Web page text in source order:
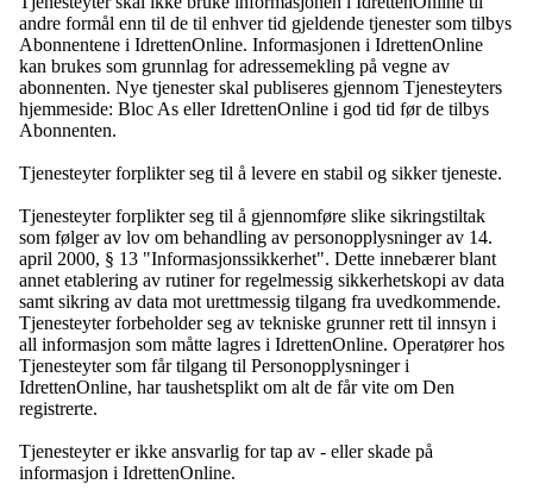
andre formål enn til de til enhver tid gjeldende tjenester som tilbys
Abonnentene i IdrettenOnline. Informasjonen i IdrettenOnline
kan brukes som grunnlag for adressemekling på vegne av
abonnenten. Nye tjenester skal publiseres gjennom Tjenesteyters
hjemmeside: Bloc As eller IdrettenOnline i god tid før de tilbys
Abonnenten.
Tjenesteyter forplikter seg til å levere en stabil og sikker tjeneste.
Tjenesteyter forplikter seg til å gjennomføre slike sikringstiltak
som følger av lov om behandling av personopplysninger av 14.
april 2000, § 13 "Informasjonssikkerhet". Dette innebærer blant
annet etablering av rutiner for regelmessig sikkerhetskopi av data
samt sikring av data mot urettmessig tilgang fra uvedkommende.
Tjenesteyter forbeholder seg av tekniske grunner rett til innsyn i
all informasjon som måtte lagres i IdrettenOnline. Operatører hos
Tjenesteyter som får tilgang til Personopplysninger i
IdrettenOnline, har taushetsplikt om alt de får vite om Den
registrerte.
Tjenesteyter er ikke ansvarlig for tap av - eller skade på
informasjon i IdrettenOnline.